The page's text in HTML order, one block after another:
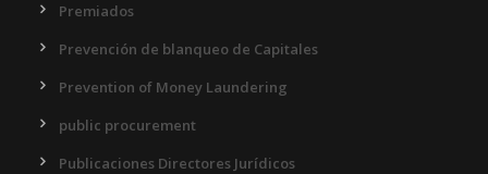
Premiados
Prevención de blanqueo de Capitales
Prevention of Money Laundering
public procurement
Publicaciones Directores Jurídicos